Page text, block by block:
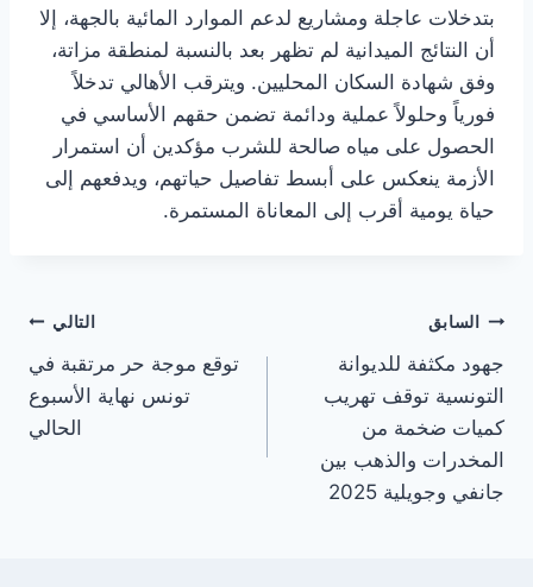
بتدخلات عاجلة ومشاريع لدعم الموارد المائية بالجهة، إلا
أن النتائج الميدانية لم تظهر بعد بالنسبة لمنطقة مزاتة،
وفق شهادة السكان المحليين. ويترقب الأهالي تدخلاً
فورياً وحلولاً عملية ودائمة تضمن حقهم الأساسي في
الحصول على مياه صالحة للشرب مؤكدين أن استمرار
الأزمة ينعكس على أبسط تفاصيل حياتهم، ويدفعهم إلى
حياة يومية أقرب إلى المعاناة المستمرة.
تصفّح
المقالات
السابق
جهود مكثفة للديوانة
التونسية توقف تهريب
كميات ضخمة من
المخدرات والذهب بين
جانفي وجويلية 2025
التالي
توقع موجة حر مرتقبة في
تونس نهاية الأسبوع
الحالي